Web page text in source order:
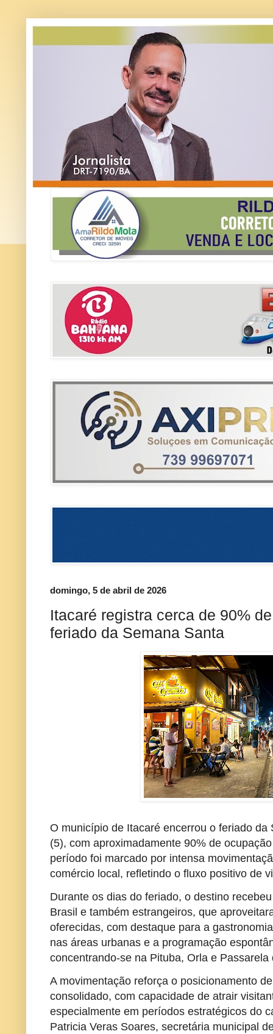
domingo, 5 de abril de 2026
Itacaré registra cerca de 90%
feriado da Semana Santa
O município de Itacaré encerrou o feriado
(5), com aproximadamente 90% de
período foi marcado por intensa
comércio local, refletindo o fluxo positivo de
Durante os dias do feriado, o destino
Brasil e também estrangeiros, que
oferecidas, com destaque para a
nas áreas urbanas e a programação
concentrando-se na Pituba, Orla e
A movimentação reforça o posicionamento
consolidado, com capacidade de atrair
especialmente em períodos estratégicos do
Patricia Veras Soares, secretária municipal